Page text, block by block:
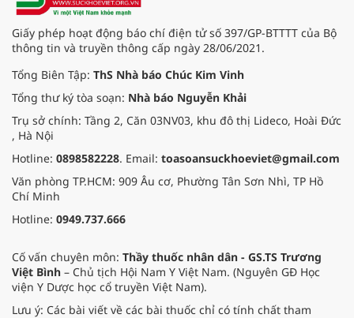
Giấy phép hoạt động báo chí điện tử số 397/GP-BTTTT của Bộ
thông tin và truyền thông cấp ngày 28/06/2021.
Tổng Biên Tập: ThS Nhà báo Chúc Kim Vinh
Tổng thư ký tòa soạn: Nhà báo Nguyễn Khải
Trụ sở chính: Tầng 2, Căn 03NV03, khu đô thị Lideco, Hoài Đức
, Hà Nội
Hotline: 0898582228. Email: toasoansuckhoeviet@gmail.com
Văn phòng TP.HCM: 909 Âu cơ, Phường Tân Sơn Nhì, TP Hồ
Chí Minh
Hotline: 0949.737.666
Cố vấn chuyên môn: Thầy thuốc nhân dân - GS.TS Trương
Việt Bình – Chủ tịch Hội Nam Y Việt Nam. (Nguyên GĐ Học
viện Y Dược học cổ truyền Việt Nam).
Lưu ý: Các bài viết về các bài thuốc chỉ có tính chất tham